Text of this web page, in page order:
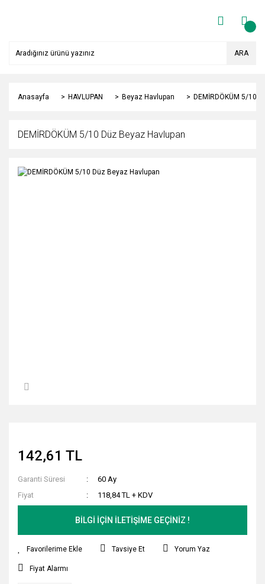
ARA
Anasayfa HAVLUPAN Beyaz Havlupan DEMİRDÖKÜM 5/10
DEMİRDÖKÜM 5/10 Düz Beyaz Havlupan
142,61 TL
Garanti Süresi
60 Ay
Fiyat
118,84 TL + KDV
BİLGİ İÇİN İLETİŞİME GEÇİNİZ !
Tavsiye Et Yorum Yaz
Fiyat Alarmı